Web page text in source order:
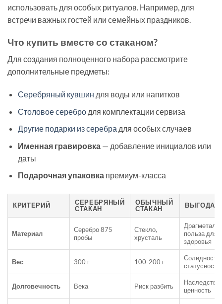
использовать для особых ритуалов. Например, для
встречи важных гостей или семейных праздников.
Что купить вместе со стаканом?
Для создания полноценного набора рассмотрите
дополнительные предметы:
Серебряный кувшин для воды или напитков
Столовое серебродля комплектации сервиза
Другие подарки из серебра для особых случаев
Именная гравировка — добавление инициалов или
даты
Подарочная упаковкапремиум-класса
КРИТЕРИЙ
СЕРЕБРЯНЫЙ
СТАКАН
ОБЫЧНЫЙ
СТАКАН
ВЫГОДА
Материал
Серебро 875
пробы
Стекло,
хрусталь
Драгметалл,
польза для
здоровья
Вес 300 г 100-200 г
Солидность,
статусность
Долговечность Века Риск разбить
ценность